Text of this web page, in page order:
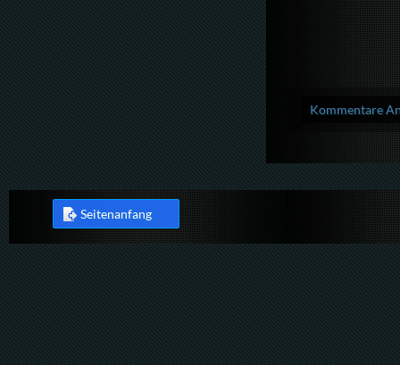
Kommentare
Seitenanfang